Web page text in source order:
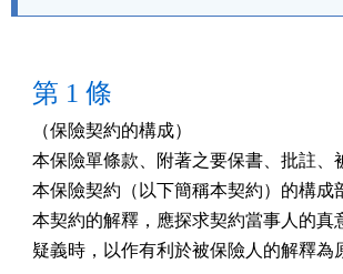
按
區
第 1 條
（保險契約的構成）
本保險單條款、附著之要保書、批註
本保險契約（以下簡稱本契約）的構成
本契約的解釋，應探求契約當事人的
疑義時，以作有利於被保險人的解釋為